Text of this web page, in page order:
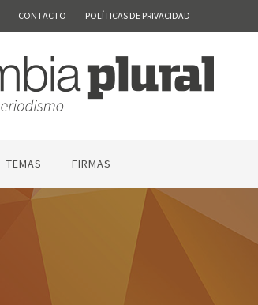
CONTACTO POLÍTICAS DE PRIVACIDAD
TEMAS FIRMAS